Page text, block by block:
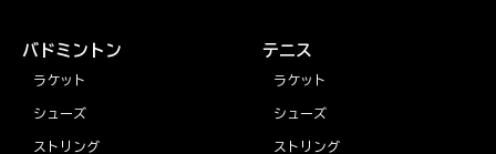
バドミントン
ラケット
シューズ
ストリング
テニス
ラケット
シューズ
ストリング